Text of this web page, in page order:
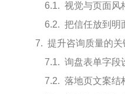
视觉与页面风
把信任放到明
提升咨询质量的关
询盘表单字段
落地页文案结